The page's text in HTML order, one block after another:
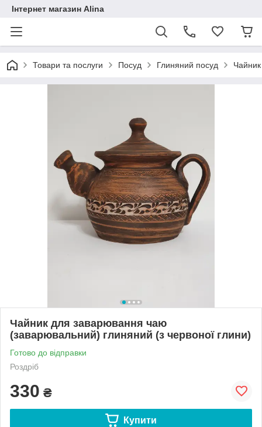
Інтернет магазин Alina
Товари та послуги Посуд Глиняний посуд
Чайник для заварювання чаю
(заварювальний) глиняний (з червоної глини)
Готово до відправки
Роздріб
330 ₴
Купити